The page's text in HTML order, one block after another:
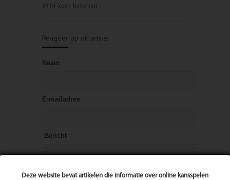
Deze website bevat artikelen die informatie over online kansspelen
3914 keer bekeken
Reageer op dit artikel
Naam
E-mailadres
Bericht